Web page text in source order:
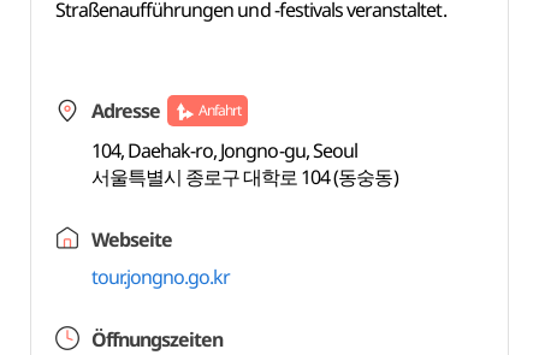
Straßenaufführungen und -festivals veranstaltet.
Adresse Anfahrt
104, Daehak-ro, Jongno-gu, Seoul
서울특별시 종로구 대학로 104 (동숭동)
Webseite
tour.jongno.go.kr
Öffnungszeiten